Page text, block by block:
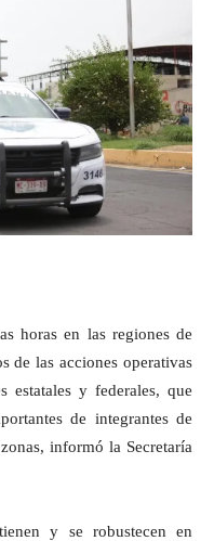
horas en las regiones de
de las acciones operativas
estatales y federales, que
de integrantes de
informó la Secretaría
y se robustecen en